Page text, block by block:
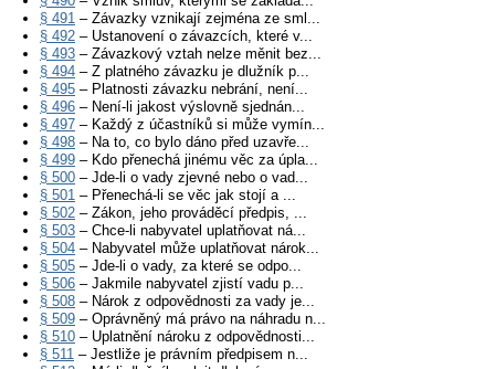
§ 491 – Závazky vznikají zejména ze sml...
§ 492 – Ustanovení o závazcích, které v...
§ 493 – Závazkový vztah nelze měnit bez...
§ 494 – Z platného závazku je dlužník p...
§ 495 – Platnosti závazku nebrání, není...
§ 496 – Není-li jakost výslovně sjednán...
§ 497 – Každý z účastníků si může vymín...
§ 498 – Na to, co bylo dáno před uzavře...
§ 499 – Kdo přenechá jinému věc za úpla...
§ 500 – Jde-li o vady zjevné nebo o vad...
§ 501 – Přenechá-li se věc jak stojí a ...
§ 502 – Zákon, jeho prováděcí předpis, ...
§ 503 – Chce-li nabyvatel uplatňovat ná...
§ 504 – Nabyvatel může uplatňovat nárok...
§ 505 – Jde-li o vady, za které se odpo...
§ 506 – Jakmile nabyvatel zjistí vadu p...
§ 508 – Nárok z odpovědnosti za vady je...
§ 509 – Oprávněný má právo na náhradu n...
§ 510 – Uplatnění nároku z odpovědnosti...
§ 511 – Jestliže je právním předpisem n...